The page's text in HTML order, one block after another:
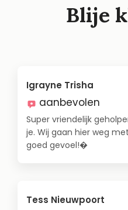
Blije
Igrayne Trisha
aanbevolen
Super vriendelijk
je. Wij gaan hier weg
goed gevoel!�
Tess Nieuwpoort